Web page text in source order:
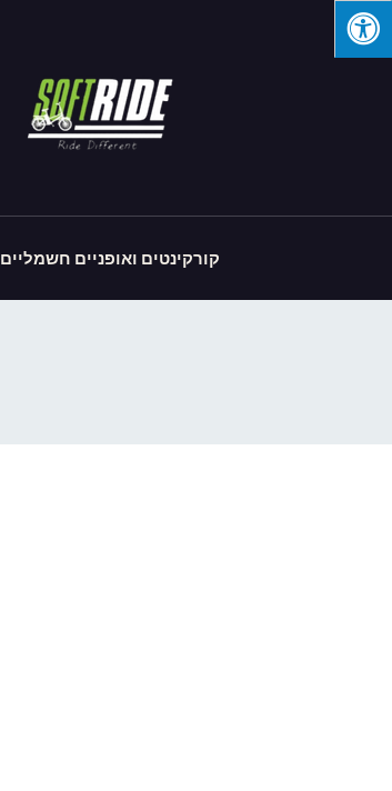
קורקינטים ואופניים חשמליים